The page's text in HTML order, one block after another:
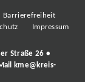
Barrierefreiheit
Impressum
Straße 26 •
kme@kreis-